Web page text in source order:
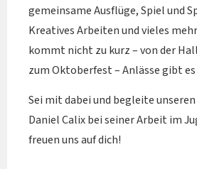
gemeinsame Ausflüge, Spiel und
Kreatives Arbeiten und vieles
kommt nicht zu kurz – von der
zum Oktoberfest – Anlässe gibt es
Sei mit dabei und begleite
Daniel Calix bei seiner Arbeit im
freuen uns auf dich!